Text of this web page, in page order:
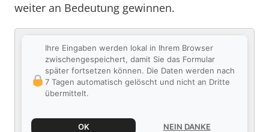
weiter an Bedeutung gewinnen.
Ihre Eingaben werden lokal in Ihrem Browser
zwischengespeichert, damit Sie das Formular
später fortsetzen können. Die Daten werden nach
7 Tagen automatisch gelöscht und nicht an Dritte
übermittelt.
OK NEIN DANKE